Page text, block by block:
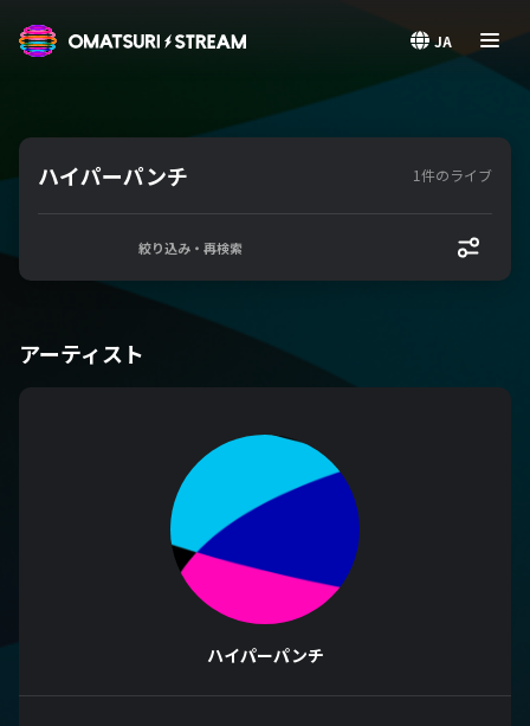
JA
ハイパーパンチ 1件のライブ
絞り込み・再検索
アーティスト
ハイパーパンチ